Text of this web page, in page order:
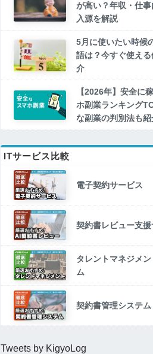
が高い？年収・仕
入源を解説
5月に使いたい時候
語は？今すぐ使え
介
【2026年】安全に
ホ副業ランキング
な副業の判別法も紹
ITサービス比較
電子契約サービス
契約書レビュー支援
タレントマネジメ
ム
契約書管理システム
Tweets by KigyoLog